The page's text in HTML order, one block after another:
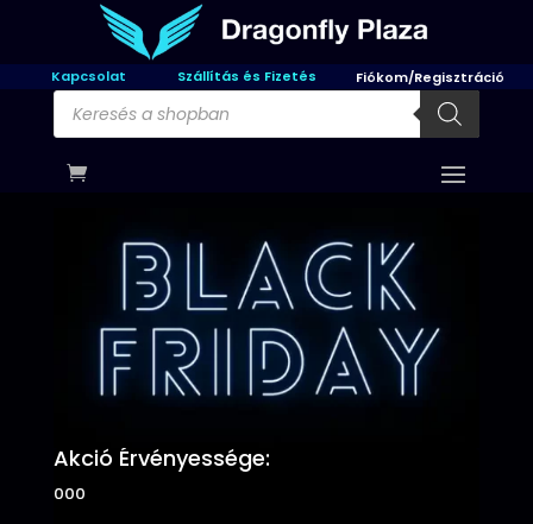
Kapcsolat Szállítás és Fizetés Fiókom/Regisztráció
Products
search
Akció Érvényessége:
000